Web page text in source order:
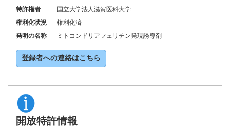
特許権者
国立大学法人滋賀医科大学
権利化状況
権利化済
発明の名称
ミトコンドリアフェリチン発現誘導剤
登録者への連絡はこちら
開放特許情報